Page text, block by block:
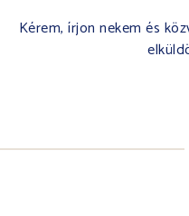
Kérem, írjon nekem és